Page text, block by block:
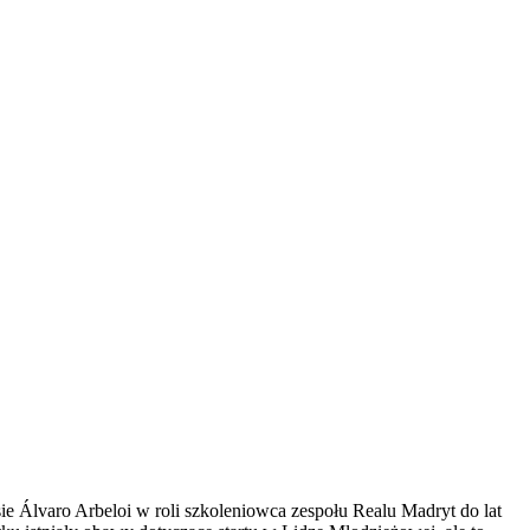
Álvaro Arbeloi w roli szkoleniowca zespołu Realu Madryt do lat